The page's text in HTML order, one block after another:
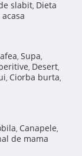
slabit, Dieta
, Supa,
, Desert,
, Ciorba burta,
, Canapele,
de mama